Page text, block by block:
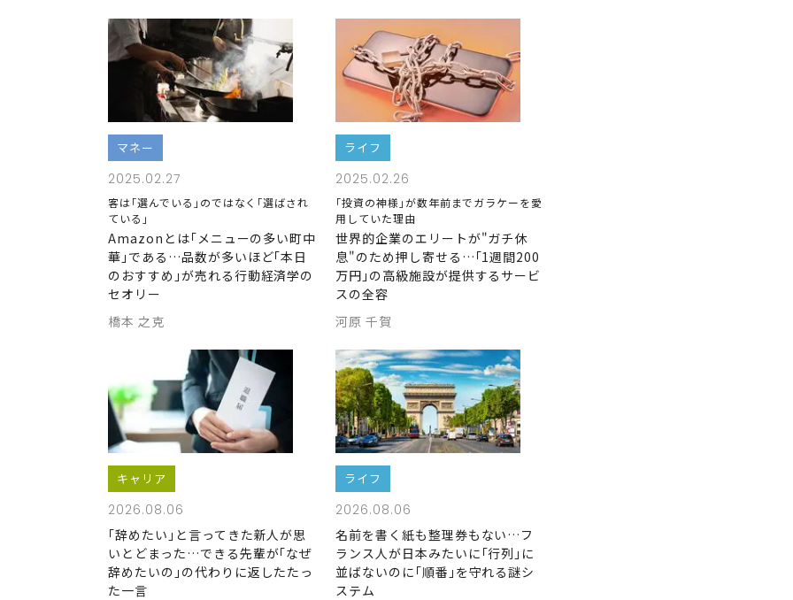
マネー
2025.02.27
客は｢選んでいる｣のではなく｢選ばされ
ている｣
Amazonとは｢メニューの多い町中
華｣である…品数が多いほど｢本日
のおすすめ｣が売れる行動経済学の
セオリー
橋本 之克
ライフ
2025.02.26
｢投資の神様｣が数年前までガラケーを愛
用していた理由
世界的企業のエリートが"ガチ休
息"のため押し寄せる…｢1週間200
万円｣の高級施設が提供するサービ
スの全容
河原 千賀
キャリア
2026.08.06
｢辞めたい｣と言ってきた新人が思
いとどまった…できる先輩が｢なぜ
辞めたいの｣の代わりに返したたっ
た一言
ライフ
2026.08.06
名前を書く紙も整理券もない…フ
ランス人が日本みたいに｢行列｣に
並ばないのに｢順番｣を守れる謎シ
ステム